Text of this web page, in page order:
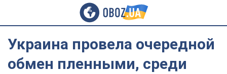
Украина провела очередной
обмен пленными, среди